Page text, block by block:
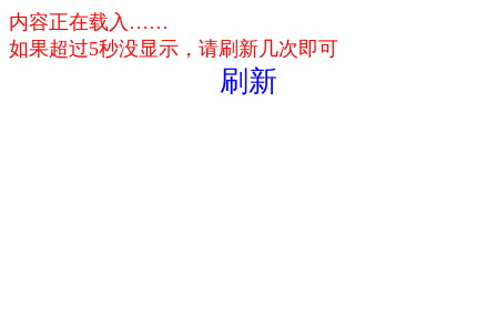
内容正在载入……
如果超过5秒没显示，请刷新几次即可
刷新